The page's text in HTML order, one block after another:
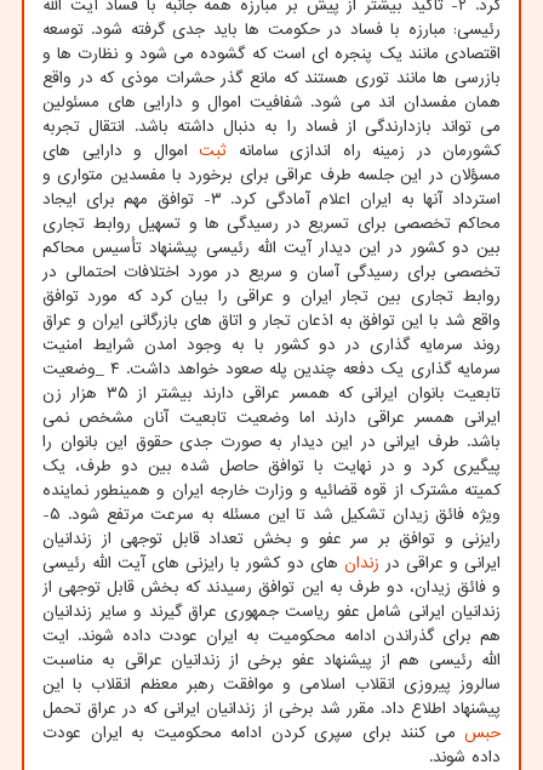
کرد. ۲- تاکید بیشتر از پیش بر مبارزه همه جانبه با فساد آیت الله
رئیسی: مبارزه با فساد در حکومت ها باید جدی گرفته شود. توسعه
اقتصادی مانند یک پنجره ای است که گشوده می شود و نظارت ها و
بازرسی ها مانند توری هستند که مانع گذر حشرات موذی که در واقع
همان مفسدان اند می شود. شفافیت اموال و دارایی های مسئولین
می تواند بازدارندگی از فساد را به دنبال داشته باشد. انتقال تجربه
کشورمان در زمینه راه اندازی سامانه ثبت اموال و دارایی های
مسؤلان در این جلسه طرف عراقی برای برخورد با مفسدین متواری و
استرداد آنها به ایران اعلام آمادگی کرد. ۳- توافق مهم برای ایجاد
محاکم تخصصی برای تسریع در رسیدگی ها و تسهیل روابط تجاری
بین دو کشور در این دیدار آیت الله رئیسی پیشنهاد تأسیس محاکم
تخصصی برای رسیدگی آسان و سریع در مورد اختلافات احتمالی در
روابط تجاری بین تجار ایران و عراقی را بیان کرد که مورد توافق
واقع شد با این توافق به اذعان تجار و اتاق های بازرگانی ایران و عراق
روند سرمایه گذاری در دو کشور با به وجود امدن شرایط امنیت
سرمایه گذاری یک دفعه چندین پله صعود خواهد داشت. ۴ _وضعیت
تابعیت بانوان ایرانی که همسر عراقی دارند بیشتر از ۳۵ هزار زن
ایرانی همسر عراقی دارند اما وضعیت تابعیت آنان مشخص نمی
باشد. طرف ایرانی در این دیدار به صورت جدی حقوق این بانوان را
پیگیری کرد و در نهایت با توافق حاصل شده بین دو طرف، یک
کمیته مشترک از قوه قضائیه و وزارت خارجه ایران و همینطور نماینده
ویژه فائق زیدان تشکیل شد تا این مسئله به سرعت مرتفع شود. ۵-
رایزنی و توافق بر سر عفو و بخش تعداد قابل توجهی از زندانیان
ایرانی و عراقی در زندان های دو کشور با رایزنی های آیت الله رئیسی
و فائق زیدان، دو طرف به این توافق رسیدند که بخش قابل توجهی از
زندانیان ایرانی شامل عفو ریاست جمهوری عراق گیرند و سایر زندانیان
هم برای گذراندن ادامه محکومیت به ایران عودت داده شوند. ایت
الله رئیسی هم از پیشنهاد عفو برخی از زندانیان عراقی به مناسبت
سالروز پیروزی انقلاب اسلامی و موافقت رهبر معظم انقلاب با این
پیشنهاد اطلاع داد. مقرر شد برخی از زندانیان ایرانی که در عراق تحمل
حبس می کنند برای سپری کردن ادامه محکومیت به ایران عودت
داده شوند.